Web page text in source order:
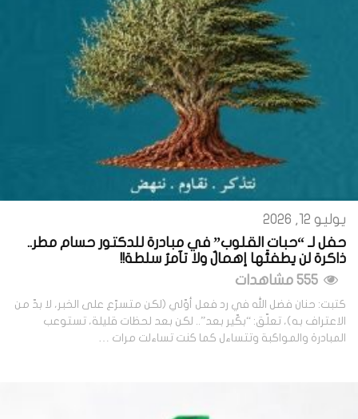
يوليو 12, 2026
حفل لـ “حبات القلوب” في مبادرة للدكتور حسام مطر..
ذاكرة لن يطفئَها إهمالٌ ولا تآمرُ سلطة!!
كتبت: حنان فضل الله في رد فعل أوّلي (لكن متسرّع على الخبر، لا بدّ من
الاعتراف به)، تعلّق: “بكّير بعد”.. لكن بعد لحظات قليلة، تستوعب
المبادرة والمواكبة وتتساءل كما كنت تساءلت مرات …